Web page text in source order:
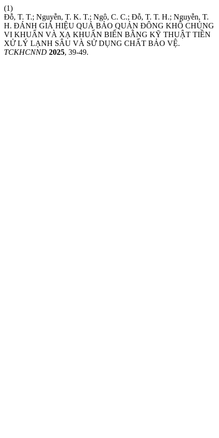
(1)
Đỗ, T. T.; Nguyễn, T. K. T.; Ngô, C. C.; Đỗ, T. T. H.; Nguyễn, T.
H. ĐÁNH GIÁ HIỆU QUẢ BẢO QUẢN ĐÔNG KHÔ CHỦNG
VI KHUẨN VÀ XẠ KHUẨN BIỂN BẰNG KỸ THUẬT TIỀN
XỬ LÝ LẠNH SÂU VÀ SỬ DỤNG CHẤT BẢO VỆ.
TCKHCNND 2025, 39-49.